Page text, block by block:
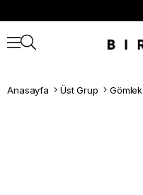
Anasayfa Üst Grup Gömlek